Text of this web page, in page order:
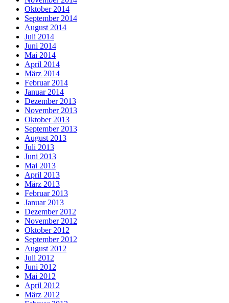
Oktober 2014
September 2014
August 2014
Juli 2014
Juni 2014
Mai 2014
April 2014
März 2014
Februar 2014
Januar 2014
Dezember 2013
November 2013
Oktober 2013
September 2013
August 2013
Juli 2013
Juni 2013
Mai 2013
April 2013
März 2013
Februar 2013
Januar 2013
Dezember 2012
November 2012
Oktober 2012
September 2012
August 2012
Juli 2012
Juni 2012
Mai 2012
April 2012
März 2012